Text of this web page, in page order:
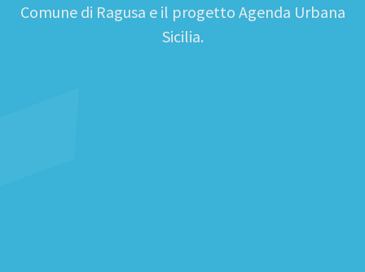
Comune di Ragusa e il progetto Agenda Urbana
Sicilia.